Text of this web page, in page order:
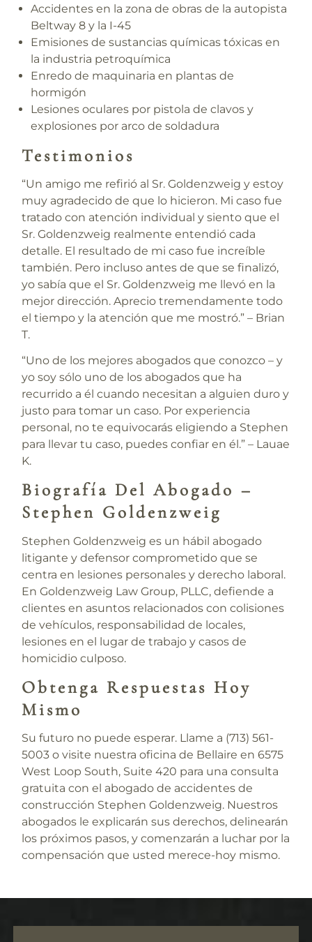
Accidentes en la zona de obras de la autopista
Beltway 8 y la I-45
Emisiones de sustancias químicas tóxicas en
la industria petroquímica
Enredo de maquinaria en plantas de
hormigón
Lesiones oculares por pistola de clavos y
explosiones por arco de soldadura
Testimonios
“Un amigo me refirió al Sr. Goldenzweig y estoy
muy agradecido de que lo hicieron. Mi caso fue
tratado con atención individual y siento que el
Sr. Goldenzweig realmente entendió cada
detalle. El resultado de mi caso fue increíble
también. Pero incluso antes de que se finalizó,
yo sabía que el Sr. Goldenzweig me llevó en la
mejor dirección. Aprecio tremendamente todo
el tiempo y la atención que me mostró.” – Brian
T.
“Uno de los mejores abogados que conozco – y
yo soy sólo uno de los abogados que ha
recurrido a él cuando necesitan a alguien duro y
justo para tomar un caso. Por experiencia
personal, no te equivocarás eligiendo a Stephen
para llevar tu caso, puedes confiar en él.” – Lauae
K.
Biografía Del Abogado –
Stephen Goldenzweig
Stephen Goldenzweig es un hábil abogado
litigante y defensor comprometido que se
centra en lesiones personales y derecho laboral.
En Goldenzweig Law Group, PLLC, defiende a
clientes en asuntos relacionados con colisiones
de vehículos, responsabilidad de locales,
lesiones en el lugar de trabajo y casos de
homicidio culposo.
Obtenga Respuestas Hoy
Mismo
Su futuro no puede esperar. Llame a (713) 561-
5003o visite nuestra oficina de Bellaire en 6575
West Loop South, Suite 420 para una consulta
gratuita con el abogado de accidentes de
construcción Stephen Goldenzweig. Nuestros
abogados le explicarán sus derechos, delinearán
los próximos pasos, y comenzarán a luchar por la
compensación que usted merece-hoy mismo.